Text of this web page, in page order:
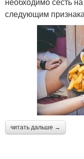
следующим
читать дальше →